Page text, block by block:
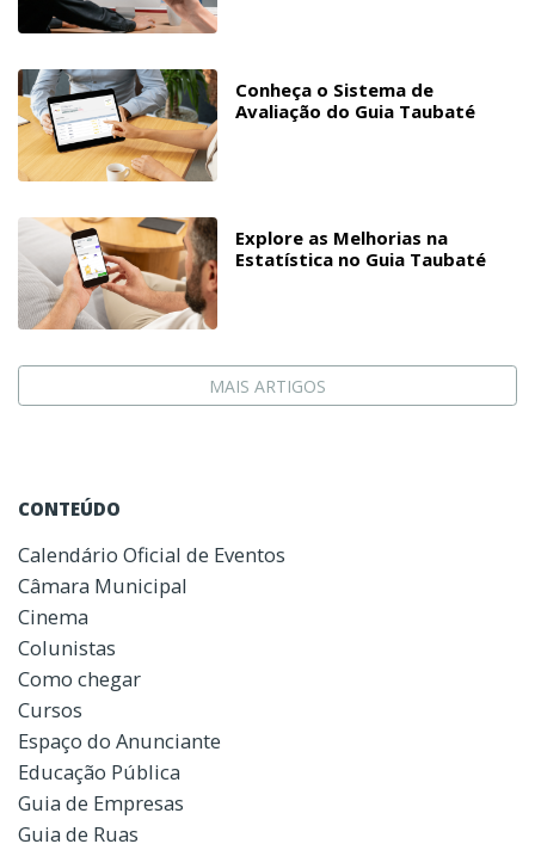
Conheça o Sistema de
Avaliação do Guia Taubaté
Explore as Melhorias na
Estatística no Guia Taubaté
MAIS ARTIGOS
CONTEÚDO
Calendário Oficial de Eventos
Câmara Municipal
Cinema
Colunistas
Como chegar
Cursos
Espaço do Anunciante
Educação Pública
Guia de Empresas
Guia de Ruas